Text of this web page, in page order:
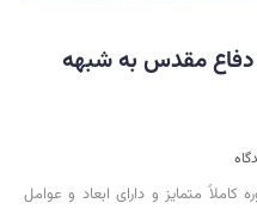
دفاع مقدس به شبهه
متمایز و دارای ابعاد و عوامل